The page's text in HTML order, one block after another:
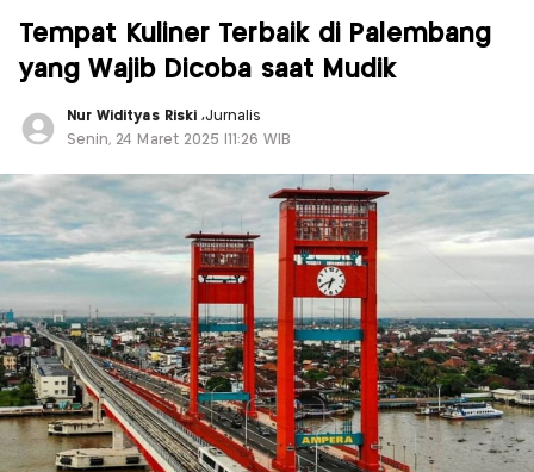
Tempat Kuliner Terbaik di Palembang
yang Wajib Dicoba saat Mudik
Nur Widityas Riski ,Jurnalis
Senin, 24 Maret 2025 |11:26 WIB